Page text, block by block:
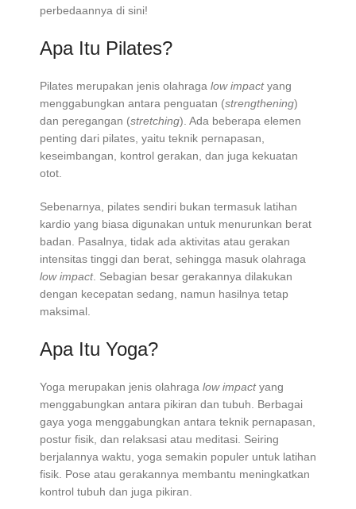
perbedaannya di sini!
Apa Itu Pilates?
Pilates merupakan jenis olahraga low impactyang
menggabungkan antara penguatan (strengthening)
dan peregangan (stretching). Ada beberapa elemen
penting dari pilates, yaitu teknik pernapasan,
keseimbangan, kontrol gerakan, dan juga kekuatan
otot.
Sebenarnya, pilates sendiri bukan termasuk latihan
kardio yang biasa digunakan untuk menurunkan berat
badan. Pasalnya, tidak ada aktivitas atau gerakan
intensitas tinggi dan berat, sehingga masuk olahraga
low impact. Sebagian besar gerakannya dilakukan
dengan kecepatan sedang, namun hasilnya tetap
maksimal.
Apa Itu Yoga?
Yoga merupakan jenis olahraga low impactyang
menggabungkan antara pikiran dan tubuh. Berbagai
gaya yoga menggabungkan antara teknik pernapasan,
postur fisik, dan relaksasi atau meditasi. Seiring
berjalannya waktu, yoga semakin populer untuk latihan
fisik. Pose atau gerakannya membantu meningkatkan
kontrol tubuh dan juga pikiran.